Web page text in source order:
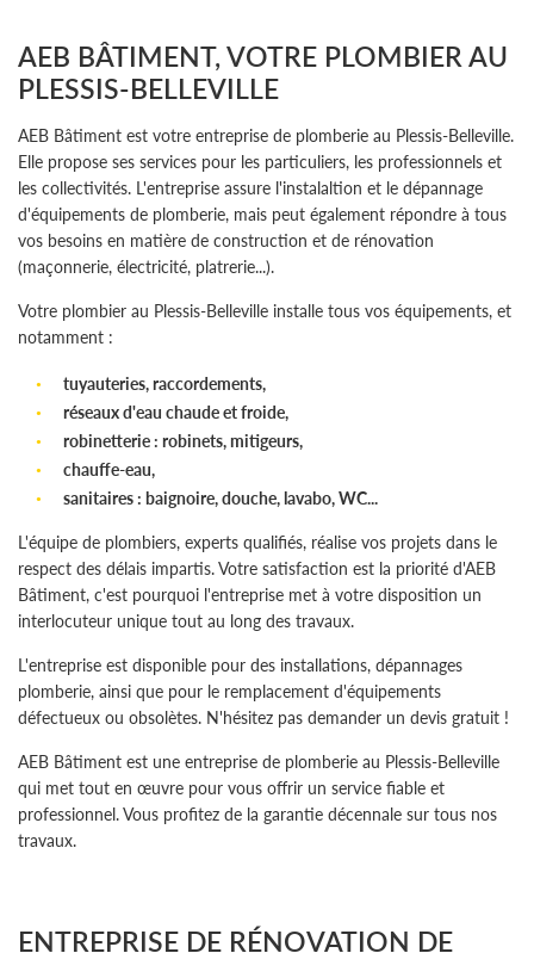
AEB BÂTIMENT, VOTRE PLOMBIER AU
PLESSIS-BELLEVILLE
AEB Bâtiment est votre entreprise de plomberie au Plessis-Belleville.
Elle propose ses services pour les particuliers, les professionnels et
les collectivités. L'entreprise assure l'instalaltion et le dépannage
d'équipements de plomberie, mais peut également répondre à tous
vos besoins en matière de construction et de rénovation
(maçonnerie, électricité, platrerie...).
Votre plombier au Plessis-Belleville installe tous vos équipements, et
notamment :
tuyauteries, raccordements,
réseaux d'eau chaude et froide,
robinetterie : robinets, mitigeurs,
chauffe-eau,
sanitaires : baignoire, douche, lavabo, WC...
L'équipe de plombiers, experts qualifiés, réalise vos projets dans le
respect des délais impartis. Votre satisfaction est la priorité d'AEB
Bâtiment, c'est pourquoi l'entreprise met à votre disposition un
interlocuteur unique tout au long des travaux.
L'entreprise est disponible pour des installations, dépannages
plomberie, ainsi que pour le remplacement d'équipements
défectueux ou obsolètes. N'hésitez pas demander un devis gratuit !
AEB Bâtiment est une entreprise de plomberie au Plessis-Belleville
qui met tout en œuvre pour vous offrir un service fiable et
professionnel. Vous profitez de la garantie décennale sur tous nos
travaux.
ENTREPRISE DE RÉNOVATION DE